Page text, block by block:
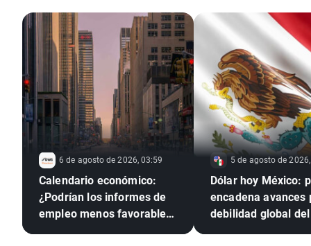
6 de agosto de 2026, 03:59
Calendario económico:
¿Podrían los informes de
empleo menos favorables
5 de agosto de
Dólar hoy México:
encadena avances
debilidad global